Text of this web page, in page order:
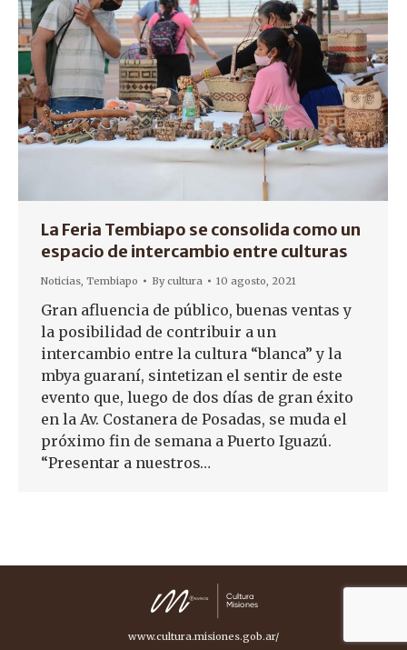
La Feria Tembiapo se consolida como un
espacio de intercambio entre culturas
Noticias, Tembiapo Bycultura 10 agosto, 2021
Gran afluencia de público, buenas ventas y
la posibilidad de contribuir a un
intercambio entre la cultura “blanca” y la
mbya guaraní, sintetizan el sentir de este
evento que, luego de dos días de gran éxito
en la Av. Costanera de Posadas, se muda el
próximo fin de semana a Puerto Iguazú.
“Presentar a nuestros…
www.cultura.misiones.gob.ar/